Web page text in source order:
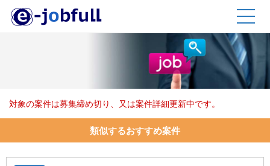
対象の案件は募集締め切り、又は案件詳細更新中です。
類似するおすすめ案件